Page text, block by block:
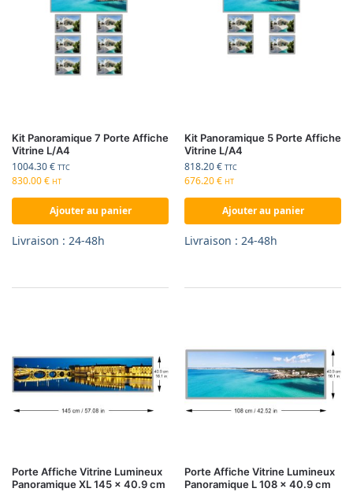
Kit Panoramique 7 Porte Affiche
Vitrine L/A4
1004.30€ TTC
830.00€ HT
Ajouter au panier
Livraison : 24-48h
Kit Panoramique 5 Porte Affiche
Vitrine L/A4
818.20€ TTC
676.20€ HT
Ajouter au panier
Livraison : 24-48h
Porte Affiche Vitrine Lumineux
Panoramique XL 145 x 40.9 cm
Porte Affiche Vitrine Lumineux
Panoramique L 108 x 40.9 cm